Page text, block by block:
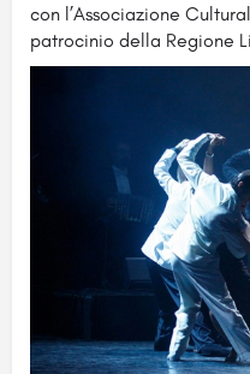
con l’Associazione
patrocinio della Regione